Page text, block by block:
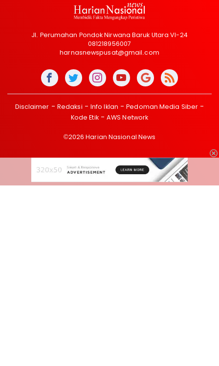
Jl. Perumahan Pondok Nirwana Baruk Utara VI-24
081218956007
harnasnewspusat@gmail.com
Disclaimer Redaksi Info Iklan
Pedoman Media Siber
Kode Etik
AWS Network
©2026 Harian Nasional News